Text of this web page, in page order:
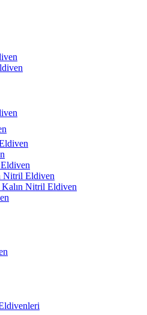
Nitril Eldiven
Nitril Eldiven